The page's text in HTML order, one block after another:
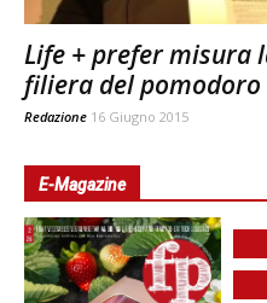
Life + prefer misura
filiera del pomodoro
Redazione 16 Giugno 2015
E-Magazine